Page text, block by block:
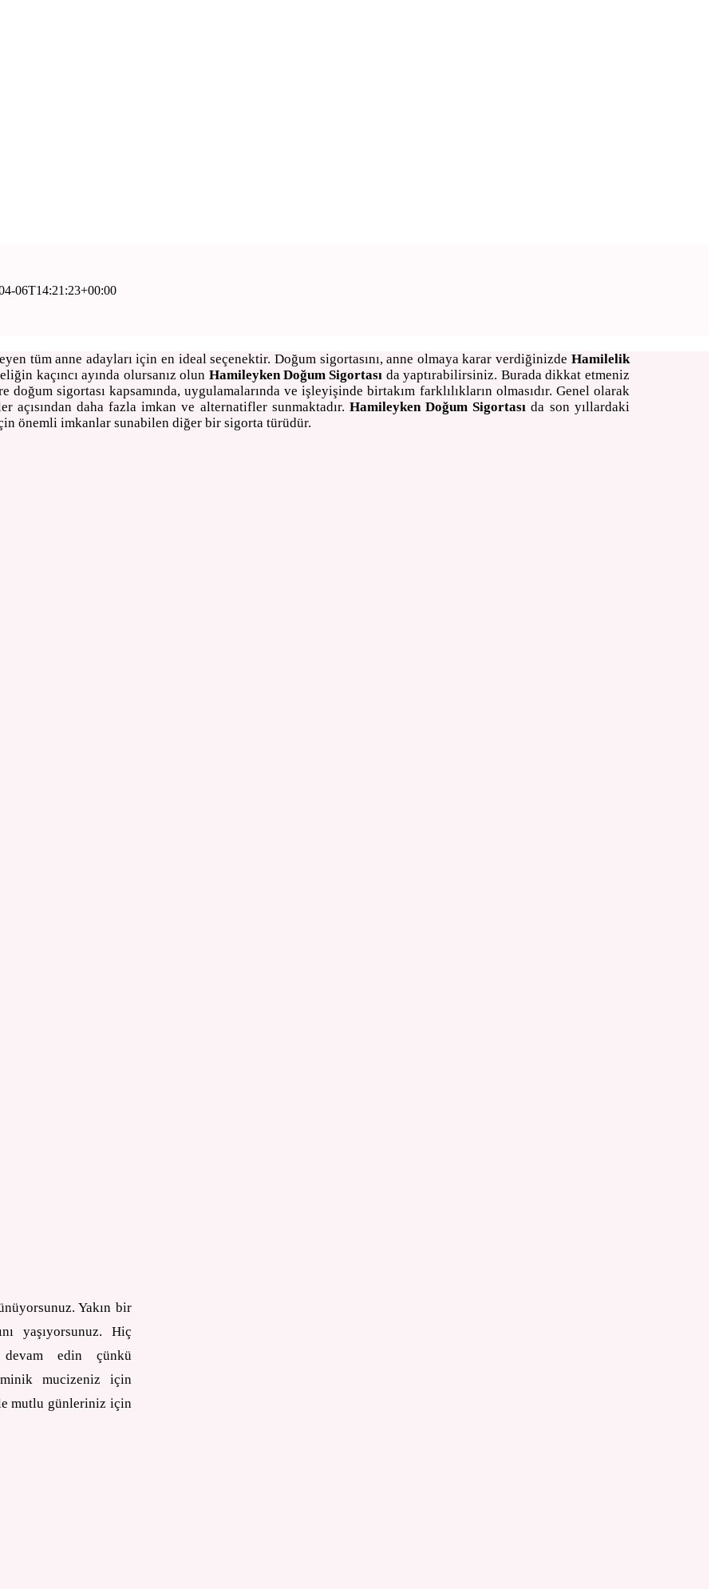
06T14:21:23+00:00
tüm anne adayları için en ideal seçenektir. Doğum sigortasını, anne olmaya karar verdiğinizde Hamilelik
kaçıncı ayında olursanız olun Hamileyken Doğum Sigortası da yaptırabilirsiniz. Burada dikkat etmeniz
sigortası kapsamında, uygulamalarında ve işleyişinde birtakım farklılıkların olmasıdır. Genel olarak
açısından daha fazla imkan ve alternatifler sunmaktadır. Hamileyken Doğum Sigortası da son yıllardaki
önemli imkanlar sunabilen diğer bir sigorta türüdür.
Yakın bir
yaşıyorsunuz. Hiç
devam edin çünkü
mucizeniz için
mutlu günleriniz için